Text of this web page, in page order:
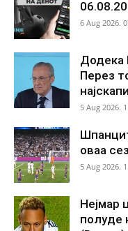
6 Aug 2026.
Додека
Перез
5 Aug 2026.
оваа
5 Aug 2026.
Нејмар
полуде